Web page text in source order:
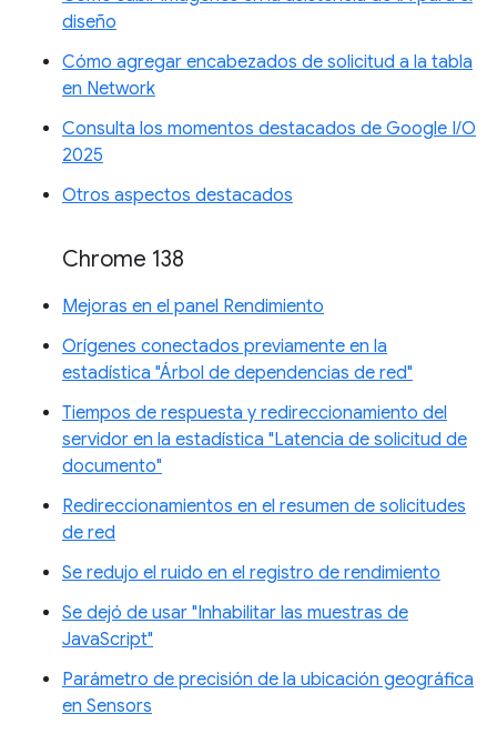
diseño
Cómo agregar encabezados de solicitud a la tabla
en Network
Consulta los momentos destacados de Google I/O
2025
Otros aspectos destacados
Chrome 138
Mejoras en el panel Rendimiento
Orígenes conectados previamente en la
estadística "Árbol de dependencias de red"
Tiempos de respuesta y redireccionamiento del
servidor en la estadística "Latencia de solicitud de
documento"
Redireccionamientos en el resumen de solicitudes
de red
Se redujo el ruido en el registro de rendimiento
Se dejó de usar "Inhabilitar las muestras de
JavaScript"
Parámetro de precisión de la ubicación geográfica
en Sensors